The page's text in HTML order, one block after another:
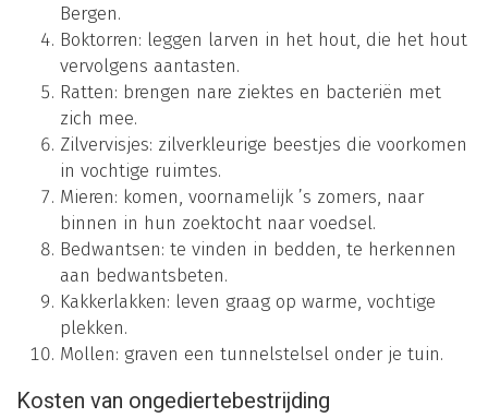
Bergen.
Boktorren: leggen larven in het hout, die het hout
vervolgens aantasten.
Ratten: brengen nare ziektes en bacteriën met
zich mee.
Zilvervisjes: zilverkleurige beestjes die voorkomen
in vochtige ruimtes.
Mieren: komen, voornamelijk ’s zomers, naar
binnen in hun zoektocht naar voedsel.
Bedwantsen: te vinden in bedden, te herkennen
aan bedwantsbeten.
Kakkerlakken: leven graag op warme, vochtige
plekken.
Mollen: graven een tunnelstelsel onder je tuin.
Kosten van ongediertebestrijding